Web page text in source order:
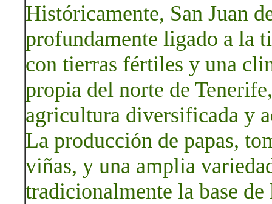
Históricamente, San Juan
profundamente ligado a la
con tierras fértiles y una
propia del norte de
agricultura diversificada y
La producción de papas,
viñas, y una amplia
tradicionalmente la base